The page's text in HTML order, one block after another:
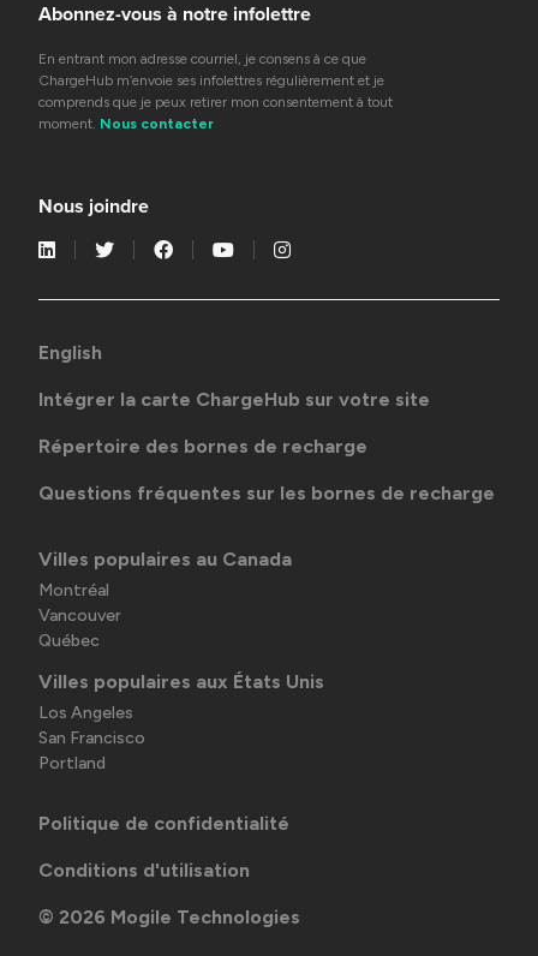
Abonnez-vous à notre infolettre
En entrant mon adresse courriel, je consens à ce que
ChargeHub m’envoie ses infolettres régulièrement et je
comprends que je peux retirer mon consentement à tout
moment. Nous contacter
Nous joindre
English
Intégrer la carte ChargeHub sur votre site
Répertoire des bornes de recharge
Questions fréquentes sur les bornes de recharge
Villes populaires au Canada
Montréal
Vancouver
Québec
Villes populaires aux États Unis
Los Angeles
San Francisco
Portland
Politique de confidentialité
Conditions d'utilisation
© 2026 Mogile Technologies